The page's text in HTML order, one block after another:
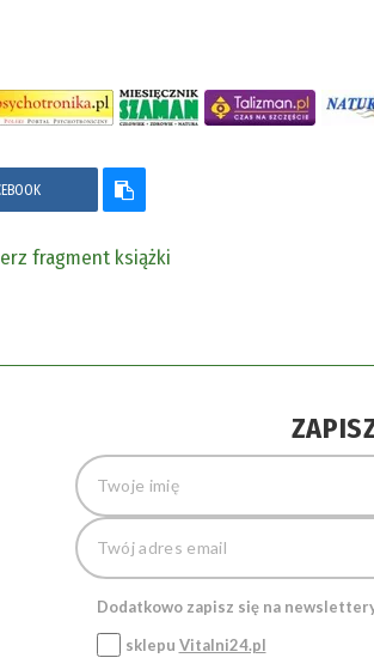
fragment książki
Dodatkowo zapisz się na
sklepu Vitalni24.pl